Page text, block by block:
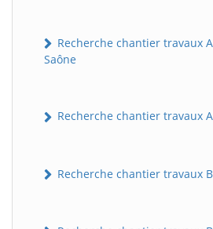
Recherche chantier travaux
Saône
Recherche chantier travaux
Recherche chantier travaux